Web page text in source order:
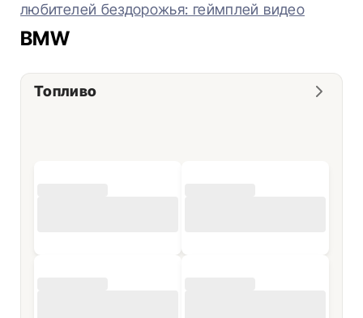
любителей бездорожья: геймплей видео
BMW
Топливо